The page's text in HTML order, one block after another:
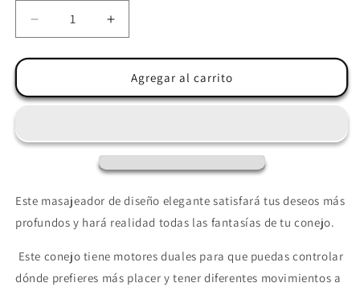
Reducir
cantidad
para
LOVE
VIBRADOR
ESTIMULADOR
PUNTO
G
Aumentar
cantidad
para
PRETTY
LOVE
VIBRADOR
&amp;
ESTIMULADOR
G
Agregar al carrito
Este masajeador de diseño elegante satisfará tus deseos más
profundos y hará realidad todas las fantasías de tu conejo.
Este conejo tiene motores duales para que puedas controlar
dónde prefieres más placer y tener diferentes movimientos a